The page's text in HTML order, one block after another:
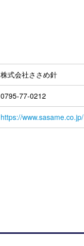
株式会社ささめ針
0795-77-0212
https://www.sasame.co.jp/